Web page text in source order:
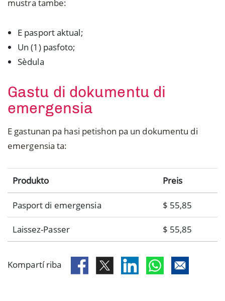
mustra tambe:
E pasport aktual;
Un (1) pasfoto;
Sèdula
Gastu di dokumentu di
emergensia
E gastunan pa hasi petishon pa un dokumentu di
emergensia ta:
Produkto Preis
Pasport di emergensia $ 55,85
Laissez-Passer $ 55,85
Kompartí riba